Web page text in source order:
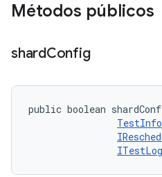
Métodos públicos
shardConfig
public boolean